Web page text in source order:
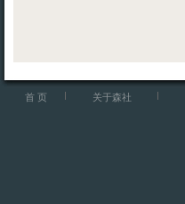
首 页 关于森社